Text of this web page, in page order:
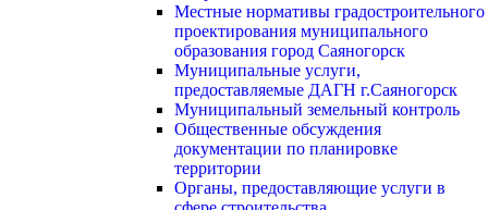
Местные нормативы градостроительного
проектирования муниципального
образования город Саяногорск
Муниципальные услуги,
предоставляемые ДАГН г.Саяногорск
Муниципальный земельный контроль
Общественные обсуждения
документации по планировке
территории
Органы, предоставляющие услуги в